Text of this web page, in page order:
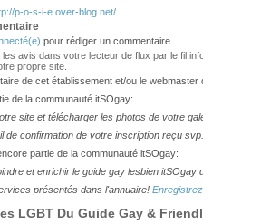
p-o-s-i-e.over-blog.net/
pour rédiger un commentaire.
avis dans votre lecteur de flux par le fil info
propre site.
de cet établissement et/ou le webmaster de ce site?
de la communauté itSOgay:
site et télécharger les photos de votre galerie,
de confirmation de votre inscription reçu svp.
partie de la communauté itSOgay:
et enrichir le guide gay lesbien itSOgay de vos
présentés dans l'annuaire! Enregistrez-vous ici!
LGBT Du Guide Gay & Friendly